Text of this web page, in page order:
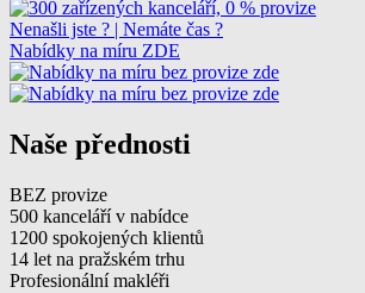
Nenašli jste ? | Nemáte čas ?
Nabídky na míru ZDE
Naše přednosti
BEZ provize
500 kanceláří v nabídce
1200 spokojených klientů
14 let na pražském trhu
Profesionální makléři